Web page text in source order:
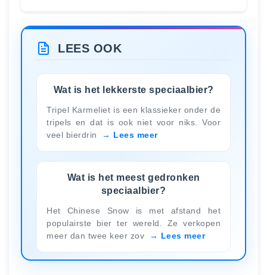
LEES OOK
Wat is het lekkerste speciaalbier?
Tripel Karmeliet is een klassieker onder de
tripels en dat is ook niet voor niks. Voor
veel bierdrin
Lees meer
Wat is het meest gedronken
speciaalbier?
Het Chinese Snow is met afstand het
populairste bier ter wereld. Ze verkopen
meer dan twee keer zov
Lees meer